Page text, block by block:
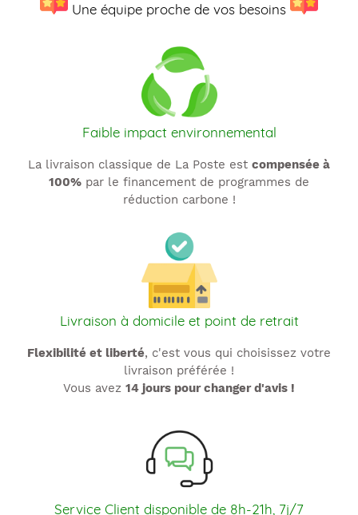
i
Une équipe proche de vos besoins
Faible impact environnemental
La livraison classique de La Poste est compensée à
100% par le financement de programmes de
réduction carbone !
Livraison à domicile et point de retrait
Flexibilité et liberté, c'est vous qui choisissez votre
livraison préférée !
Vous avez 14 jours pour changer d'avis !
Service Client disponible de 8h-21h, 7j/7